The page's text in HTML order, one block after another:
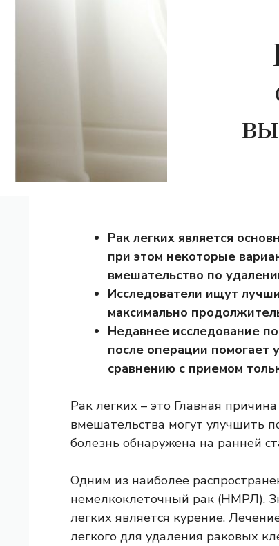
Рак легких является
при этом некоторые
вмешательство по
Исследователи ищут
максимально
Недавнее исследование
после операции помогает
сравнению с приемом
Рак легких – это Главная причина
вмешательства могут улучшить
болезнь обнаружена на ранней
Одним из наиболее
немелкоклеточный рак (НМРЛ).
легких является курение.
легкого для удаления раковых